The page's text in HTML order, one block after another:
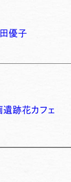
優子
遺跡花カフェ